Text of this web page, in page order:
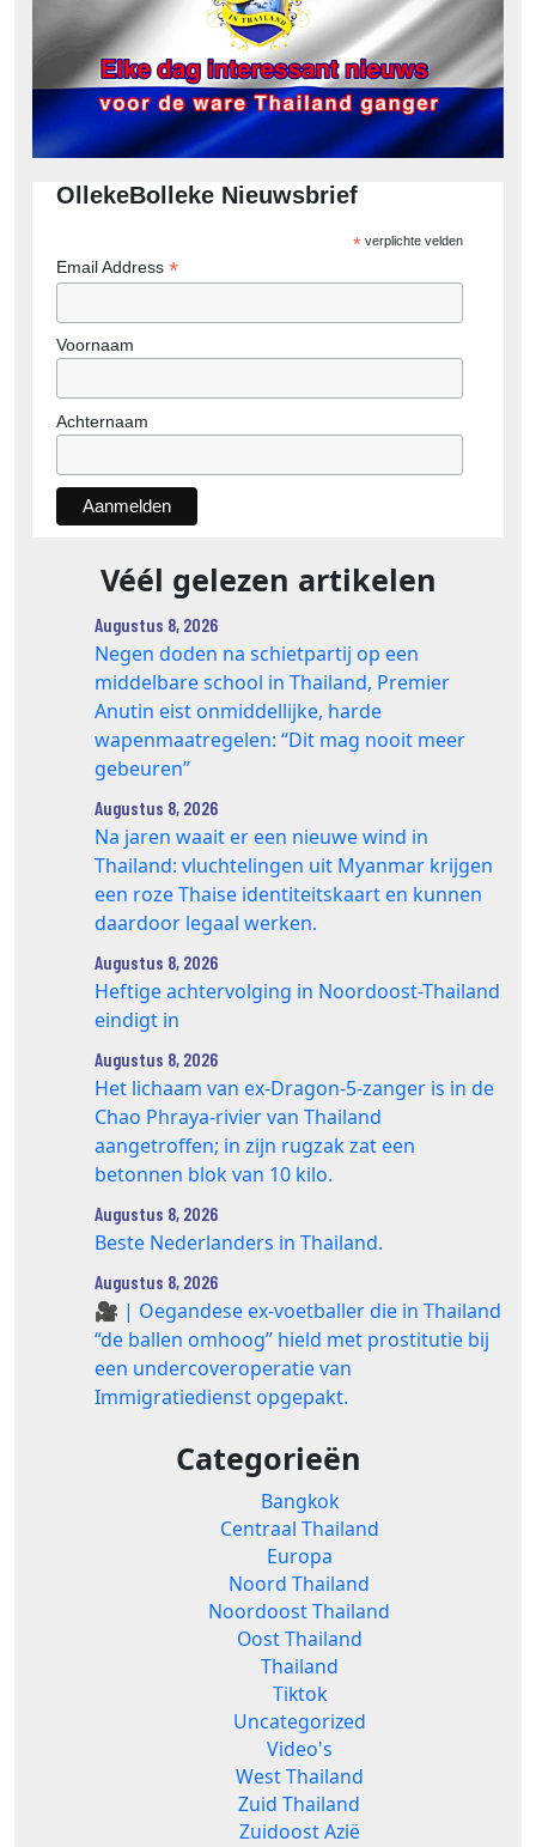
OllekeBolleke Nieuwsbrief
*verplichte velden
Email Address *
Voornaam
Achternaam
Véél gelezen artikelen
Augustus 8, 2026
Negen doden na schietpartij op een
middelbare school in Thailand, Premier
Anutin eist onmiddellijke, harde
wapenmaatregelen: “Dit mag nooit meer
gebeuren”
Augustus 8, 2026
Na jaren waait er een nieuwe wind in
Thailand: vluchtelingen uit Myanmar krijgen
een roze Thaise identiteitskaart en kunnen
daardoor legaal werken.
Augustus 8, 2026
Heftige achtervolging in Noordoost-Thailand
eindigt in
Augustus 8, 2026
Het lichaam van ex-Dragon‑5‑zanger is in de
Chao Phraya‑rivier van Thailand
aangetroffen; in zijn rugzak zat een
betonnen blok van 10 kilo.
Augustus 8, 2026
Beste Nederlanders in Thailand.
Augustus 8, 2026
🎥 | Oegandese ex-voetballer die in Thailand
“de ballen omhoog” hield met prostitutie bij
een undercoveroperatie van
Immigratiedienst opgepakt.
Categorieën
Bangkok
Centraal Thailand
Europa
Noord Thailand
Noordoost Thailand
Oost Thailand
Thailand
Tiktok
Uncategorized
Video's
West Thailand
Zuid Thailand
Zuidoost Azië